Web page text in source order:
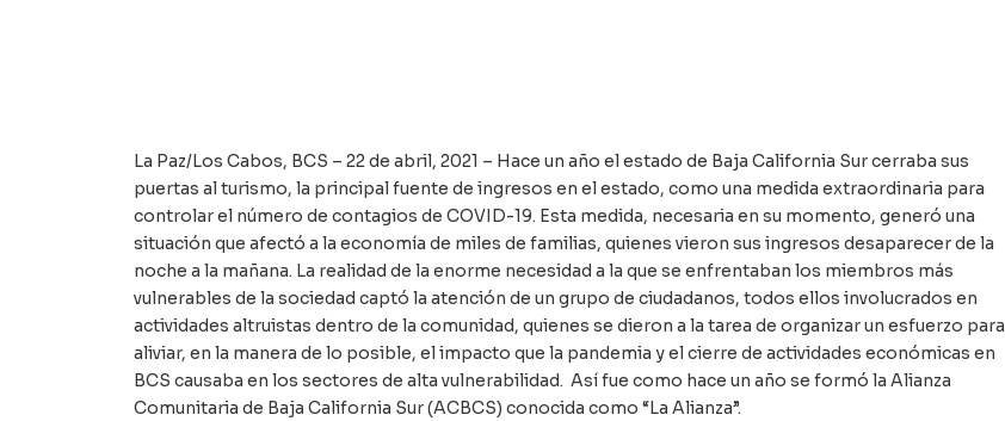
La Paz/Los Cabos, BCS – 22 de abril, 2021 – Hace un año el estado de Baja California Sur cerraba sus
puertas al turismo, la principal fuente de ingresos en el estado, como una medida extraordinaria para
controlar el número de contagios de COVID-19. Esta medida, necesaria en su momento, generó una
situación que afectó a la economía de miles de familias, quienes vieron sus ingresos desaparecer de la
noche a la mañana. La realidad de la enorme necesidad a la que se enfrentaban los miembros más
vulnerables de la sociedad captó la atención de un grupo de ciudadanos, todos ellos involucrados en
actividades altruistas dentro de la comunidad, quienes se dieron a la tarea de organizar un esfuerzo para
aliviar, en la manera de lo posible, el impacto que la pandemia y el cierre de actividades económicas en
BCS causaba en los sectores de alta vulnerabilidad. Así fue como hace un año se formó la Alianza
Comunitaria de Baja California Sur (ACBCS) conocida como “La Alianza”.